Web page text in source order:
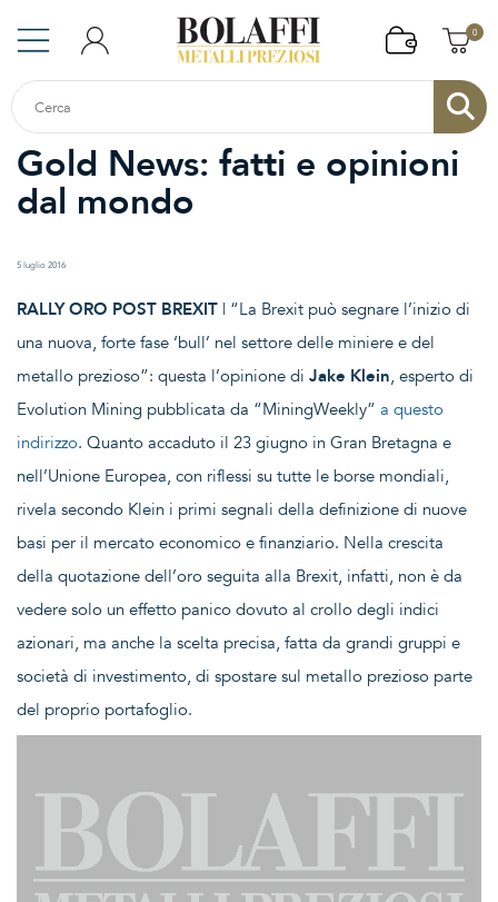
0
Gold News: fatti e opinioni
dal mondo
5 luglio 2016
RALLY ORO POST BREXIT | “La Brexit può segnare l’inizio di
una nuova, forte fase ‘bull’ nel settore delle miniere e del
metallo prezioso”: questa l’opinione di Jake Klein, esperto di
Evolution Mining pubblicata da “MiningWeekly” a questo
indirizzo. Quanto accaduto il 23 giugno in Gran Bretagna e
nell’Unione Europea, con riflessi su tutte le borse mondiali,
rivela secondo Klein i primi segnali della definizione di nuove
basi per il mercato economico e finanziario. Nella crescita
della quotazione dell’oro seguita alla Brexit, infatti, non è da
vedere solo un effetto panico dovuto al crollo degli indici
azionari, ma anche la scelta precisa, fatta da grandi gruppi e
società di investimento, di spostare sul metallo prezioso parte
del proprio portafoglio.